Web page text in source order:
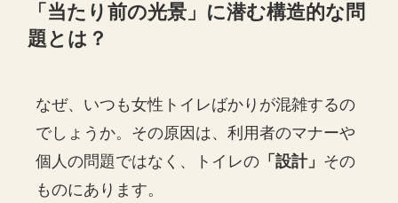
「当たり前の光景」に潜む構造的な問
題とは？
なぜ、いつも女性トイレばかりが混雑するの
でしょうか。その原因は、利用者のマナーや
個人の問題ではなく、トイレの 「設計」 その
ものにあります。